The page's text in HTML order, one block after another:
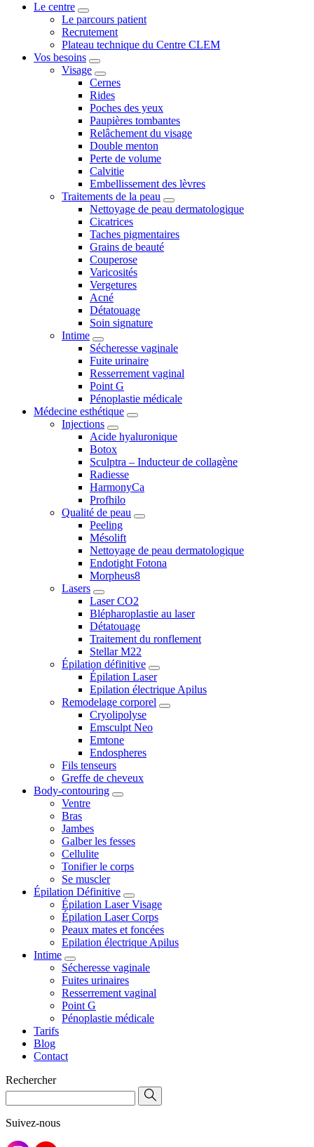
Le centre
Le parcours patient
Recrutement
Plateau technique du Centre CLEM
Vos besoins
Visage
Cernes
Rides
Poches des yeux
Paupières tombantes
Relâchement du visage
Double menton
Perte de volume
Calvitie
Embellissement des lèvres
Traitements de la peau
Nettoyage de peau dermatologique
Cicatrices
Taches pigmentaires
Grains de beauté
Couperose
Varicosités
Vergetures
Acné
Détatouage
Soin signature
Intime
Sécheresse vaginale
Fuite urinaire
Resserrement vaginal
Point G
Pénoplastie médicale
Médecine esthétique
Injections
Acide hyaluronique
Botox
Sculptra – Inducteur de collagène
Radiesse
HarmonyCa
Profhilo
Qualité de peau
Peeling
Mésolift
Nettoyage de peau dermatologique
Endotight Fotona
Morpheus8
Lasers
Laser CO2
Blépharoplastie au laser
Détatouage
Traitement du ronflement
Stellar M22
Épilation définitive
Épilation Laser
Epilation électrique Apilus
Remodelage corporel
Cryolipolyse
Emsculpt Neo
Emtone
Endospheres
Fils tenseurs
Greffe de cheveux
Body-contouring
Ventre
Bras
Jambes
Galber les fesses
Cellulite
Tonifier le corps
Se muscler
Épilation Définitive
Épilation Laser Visage
Épilation Laser Corps
Peaux mates et foncées
Epilation électrique Apilus
Intime
Sécheresse vaginale
Fuites urinaires
Resserrement vaginal
Point G
Pénoplastie médicale
Tarifs
Blog
Contact
Rechercher
Suivez-nous